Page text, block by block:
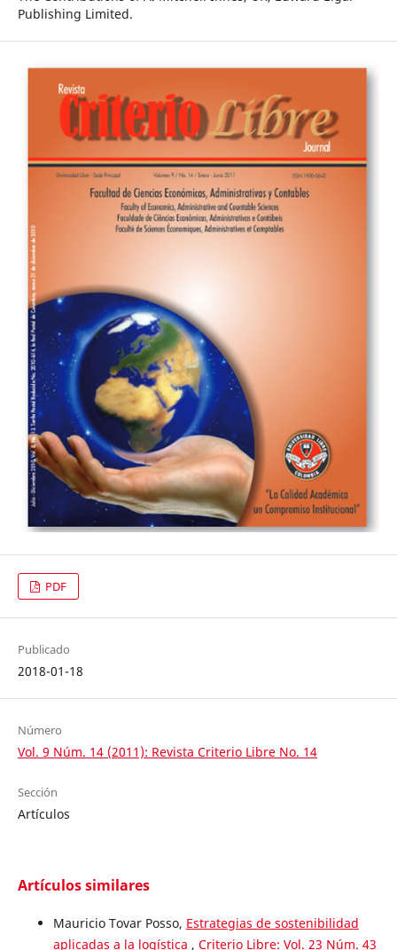
Publishing Limited.
PDF
Publicado
2018-01-18
Número
Vol. 9 Núm. 14 (2011): Revista Criterio Libre No. 14
Sección
Artículos
Artículos similares
Mauricio Tovar Posso, Estrategias de sostenibilidad
aplicadas a la logística , Criterio Libre: Vol. 23 Núm. 43